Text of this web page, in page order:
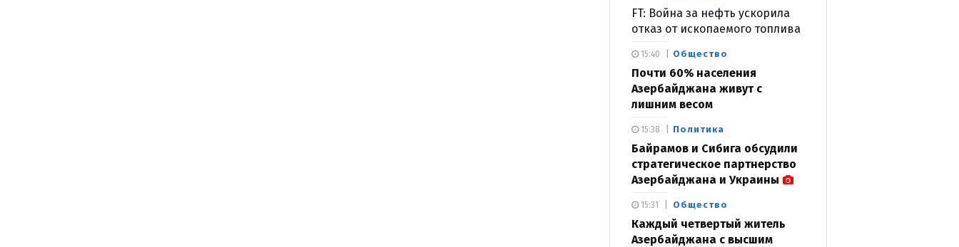
FT: Война за нефть ускорила
отказ от ископаемого топлива
Общество
Почти 60% населения
Азербайджана живут с
лишним весом
15:40
Политика
Байрамов и Сибига обсудили
стратегическое партнерство
Азербайджана и Украины
15:38
Общество
Каждый четвертый житель
Азербайджана с высшим
15:31